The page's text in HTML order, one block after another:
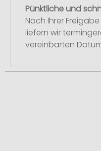
Pünktliche und
Nach Ihrer
liefern wir
vereinbarten